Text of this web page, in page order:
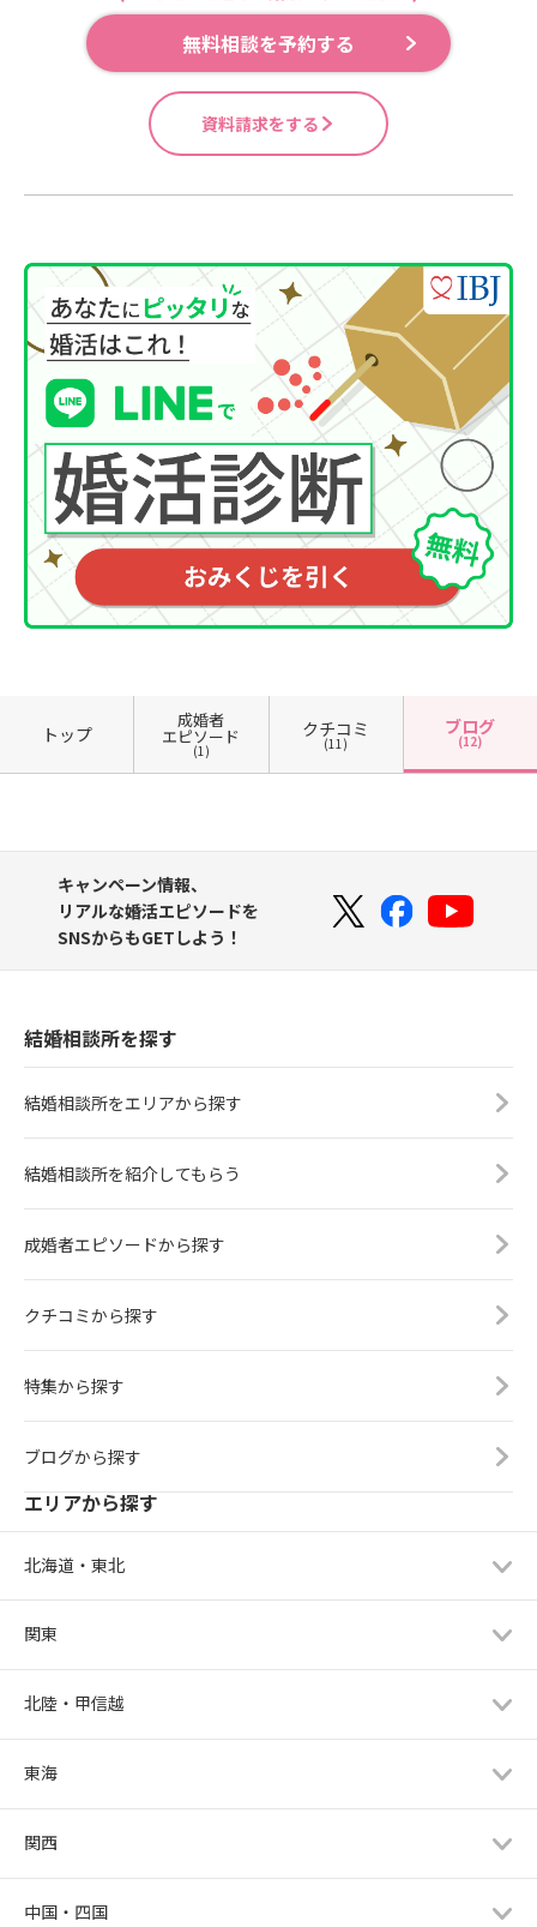
無料相談を予約する
資料請求をする
トップ
成婚者
エピソード
(1)
クチコミ
(11)
ブログ
(12)
キャンペーン情報、
リアルな婚活エピソードを
SNSからもGETしよう！
結婚相談所を探す
結婚相談所をエリアから探す
結婚相談所を紹介してもらう
成婚者エピソードから探す
クチコミから探す
特集から探す
ブログから探す
エリアから探す
北海道・東北
関東
北陸・甲信越
東海
関西
中国・四国